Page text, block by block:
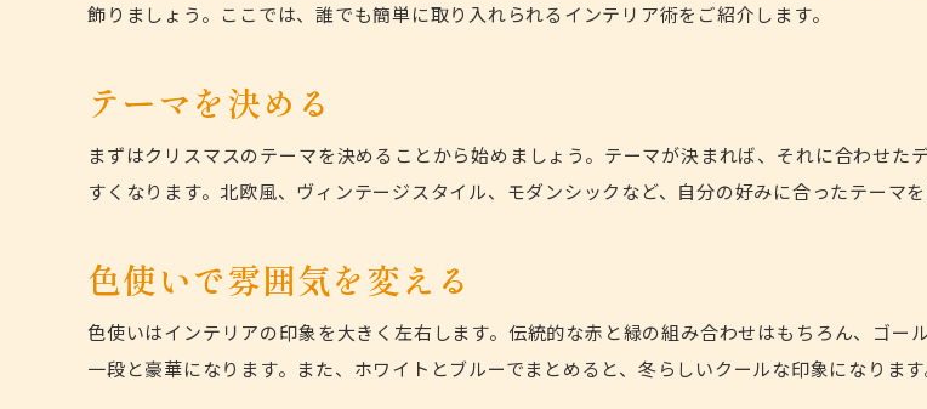
飾りましょう。ここでは、誰でも簡単に取り入れられるインテリア術をご紹介します。
テーマを決める
まずはクリスマスのテーマを決めることから始めましょう。テーマが決まれば、それに合わせた
すくなります。北欧風、ヴィンテージスタイル、モダンシックなど、自分の好みに合ったテーマを
色使いで雰囲気を変える
色使いはインテリアの印象を大きく左右します。伝統的な赤と緑の組み合わせはもちろん、ゴー
一段と豪華になります。また、ホワイトとブルーでまとめると、冬らしいクールな印象になります